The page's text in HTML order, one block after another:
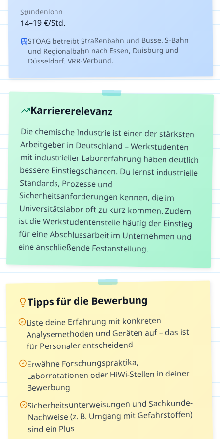
Stundenlohn
14–19€/Std.
STOAG betreibt Straßenbahn und Busse. S-Bahn
und Regionalbahn nach Essen, Duisburg und
Düsseldorf. VRR-Verbund.
Karriererelevanz
Die chemische Industrie ist einer der stärksten
Arbeitgeber in Deutschland – Werkstudenten
mit industrieller Laborerfahrung haben deutlich
bessere Einstiegschancen. Du lernst industrielle
Standards, Prozesse und
Sicherheitsanforderungen kennen, die im
Universitätslabor oft zu kurz kommen. Zudem
ist die Werkstudentenstelle häufig der Einstieg
für eine Abschlussarbeit im Unternehmen und
eine anschließende Festanstellung.
Tipps für die Bewerbung
Liste deine Erfahrung mit konkreten
Analysemethoden und Geräten auf – das ist
für Personaler entscheidend
Erwähne Forschungspraktika,
Laborrotationen oder HiWi-Stellen in deiner
Bewerbung
Sicherheitsunterweisungen und Sachkunde-
Nachweise (z. B. Umgang mit Gefahrstoffen)
sind ein Plus